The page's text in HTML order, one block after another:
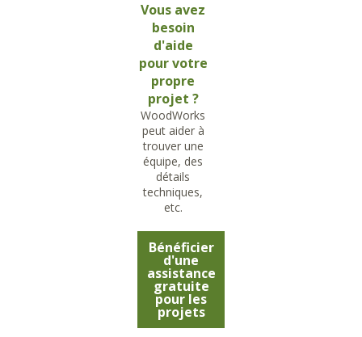
Vous avez
besoin
d'aide
pour votre
propre
projet ?
WoodWorks
peut aider à
trouver une
équipe, des
détails
techniques,
etc.
Bénéficier
d'une
assistance
gratuite
pour les
projets